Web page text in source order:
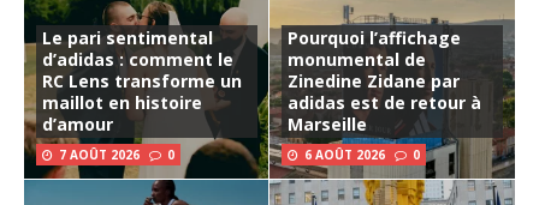
Le pari sentimental
d’adidas : comment le
RC Lens transforme un
maillot en histoire
d’amour
7 AOÛT 2026 0
Pourquoi l’affichage
monumental de
Zinedine Zidane par
adidas est de retour à
Marseille
6 AOÛT 2026 0